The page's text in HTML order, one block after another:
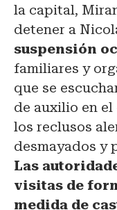
la capital,
detener a
suspensión
familiares y
que se
de auxilio en
los reclusos
desmayados y
Las
visitas de
medida de